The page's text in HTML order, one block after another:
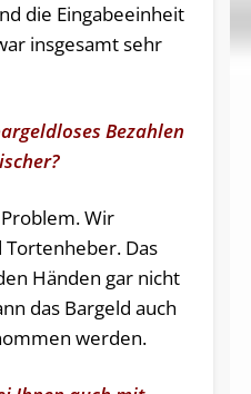
die Eingabeeinheit
insgesamt sehr
Bezahlen
Wir
Das
Händen gar nicht
das Bargeld auch
werden.